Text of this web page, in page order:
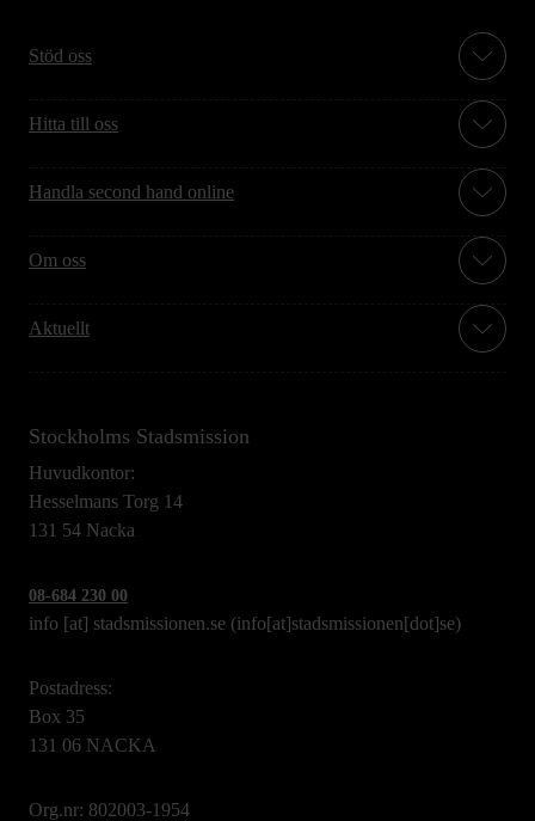
Stöd oss
Hitta till oss
Handla second hand online
Om oss
Aktuellt
Stockholms Stadsmission
Huvudkontor:
Hesselmans Torg 14
131 54 Nacka
08-684 230 00
info [at] stadsmissionen.se (info[at]stadsmissionen[dot]se)
Postadress:
Box 35
131 06 NACKA
Org.nr: 802003-1954